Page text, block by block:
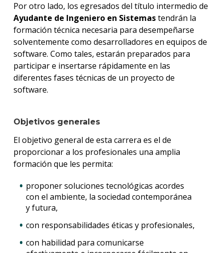
Por otro lado, los egresados del título intermedio de
Ayudante de Ingeniero en Sistemastendrán la
formación técnica necesaria para desempeñarse
solventemente como desarrolladores en equipos de
software. Como tales, estarán preparados para
participar e insertarse rápidamente en las
diferentes fases técnicas de un proyecto de
software.
Objetivos generales
El objetivo general de esta carrera es el de
proporcionar a los profesionales una amplia
formación que les permita:
proponer soluciones tecnológicas acordes
con el ambiente, la sociedad contemporánea
y futura,
con responsabilidades éticas y profesionales,
con habilidad para comunicarse